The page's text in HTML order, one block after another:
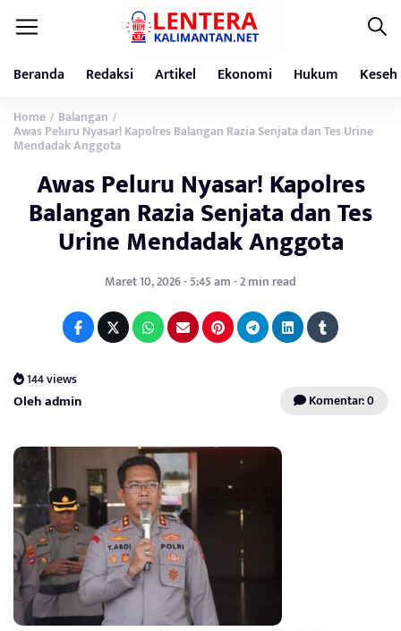
Beranda Redaksi Artikel Ekonomi Hukum
Home / Balangan /
Awas Peluru Nyasar! Kapolres Balangan Razia Senjata dan Tes Urine
Mendadak Anggota
Awas Peluru Nyasar! Kapolres
Balangan Razia Senjata dan Tes
Urine Mendadak Anggota
Maret 10, 2026 - 5:45 am - 2 min read
144 views
Oleh admin Komentar: 0